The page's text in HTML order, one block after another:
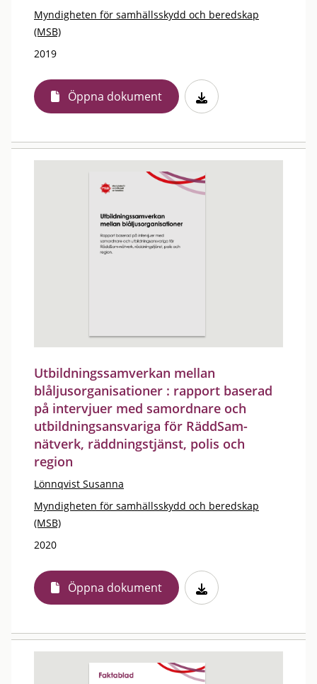
Myndigheten för samhällsskydd och beredskap
(MSB)
2019
Öppna dokument
Utbildningssamverkan mellan
blåljusorganisationer : rapport baserad
på intervjuer med samordnare och
utbildningsansvariga för RäddSam-
nätverk, räddningstjänst, polis och
region
Lönnqvist Susanna
Myndigheten för samhällsskydd och beredskap
(MSB)
2020
Öppna dokument